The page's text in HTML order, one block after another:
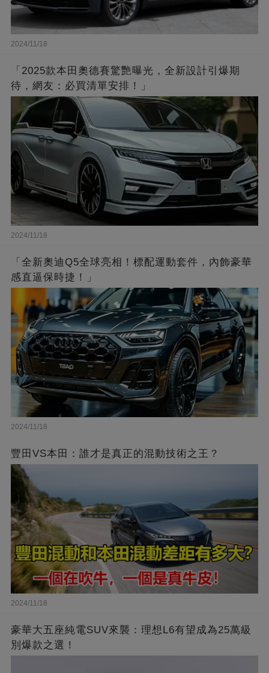
2024/11/18
「2025款本田奧德賽驚艷曝光，全新設計引爆期
待，網友：必買清單安排！」
2024/11/18
「全新奧迪Q5全球亮相！標配運動套件，內飾豪華
感直逼保時捷！」
2024/11/18
豐田VS本田：誰才是真正的混動技術之王？
2024/11/18
豪華大五座純電SUV來襲：理想L6有望成為25萬級
別爆款之選！